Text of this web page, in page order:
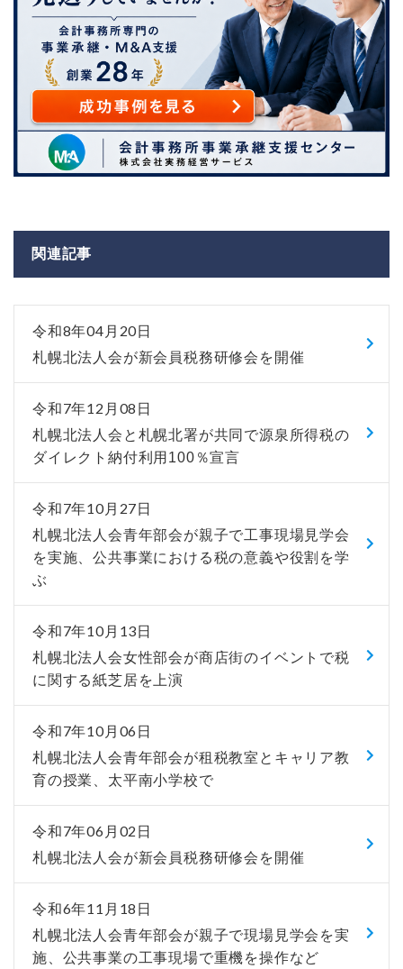
関連記事
令和8年04月20日
札幌北法人会が新会員税務研修会を開催
令和7年12月08日
札幌北法人会と札幌北署が共同で源泉所得税の
ダイレクト納付利用100％宣言
令和7年10月27日
札幌北法人会青年部会が親子で工事現場見学会
を実施、公共事業における税の意義や役割を学
ぶ
令和7年10月13日
札幌北法人会女性部会が商店街のイベントで税
に関する紙芝居を上演
令和7年10月06日
札幌北法人会青年部会が租税教室とキャリア教
育の授業、太平南小学校で
令和7年06月02日
札幌北法人会が新会員税務研修会を開催
令和6年11月18日
札幌北法人会青年部会が親子で現場見学会を実
施、公共事業の工事現場で重機を操作など